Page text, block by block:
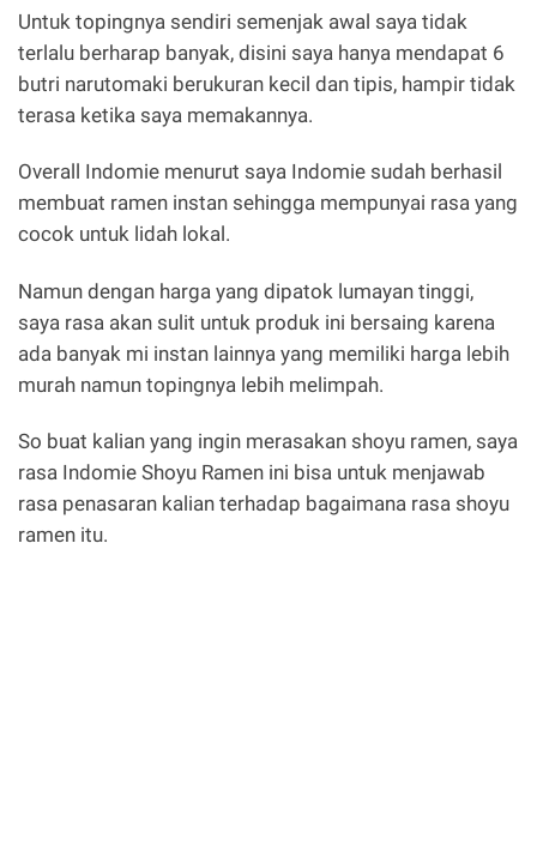
Untuk topingnya sendiri semenjak awal saya tidak
terlalu berharap banyak, disini saya hanya mendapat 6
butri narutomaki berukuran kecil dan tipis, hampir tidak
terasa ketika saya memakannya.
Overall Indomie menurut saya Indomie sudah berhasil
membuat ramen instan sehingga mempunyai rasa yang
cocok untuk lidah lokal.
Namun dengan harga yang dipatok lumayan tinggi,
saya rasa akan sulit untuk produk ini bersaing karena
ada banyak mi instan lainnya yang memiliki harga lebih
murah namun topingnya lebih melimpah.
So buat kalian yang ingin merasakan shoyu ramen, saya
rasa Indomie Shoyu Ramen ini bisa untuk menjawab
rasa penasaran kalian terhadap bagaimana rasa shoyu
ramen itu.